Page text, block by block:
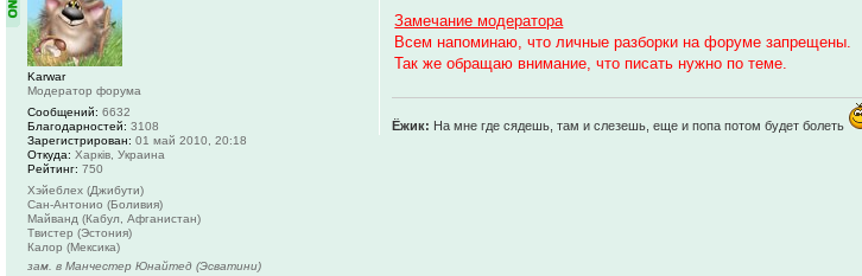
Замечание модератора
Всем напоминаю, что личные разборки на форуме запрещены.
Так же обращаю внимание, что писать нужно по теме.
Ёжик: На мне где сядешь, там и слезешь, еще и попа потом будет болеть
Karwar
Модератор форума
Сообщений: 6632
Благодарностей: 3108
Зарегистрирован: 01 май 2010, 20:18
Откуда: Харків, Украина
Рейтинг: 750
Хэйеблех (Джибути)
Сан-Антонио (Боливия)
Майванд (Кабул, Афганистан)
Твистер (Эстония)
Калор (Мексика)
зам. в Манчестер Юнайтед (Эсватини)